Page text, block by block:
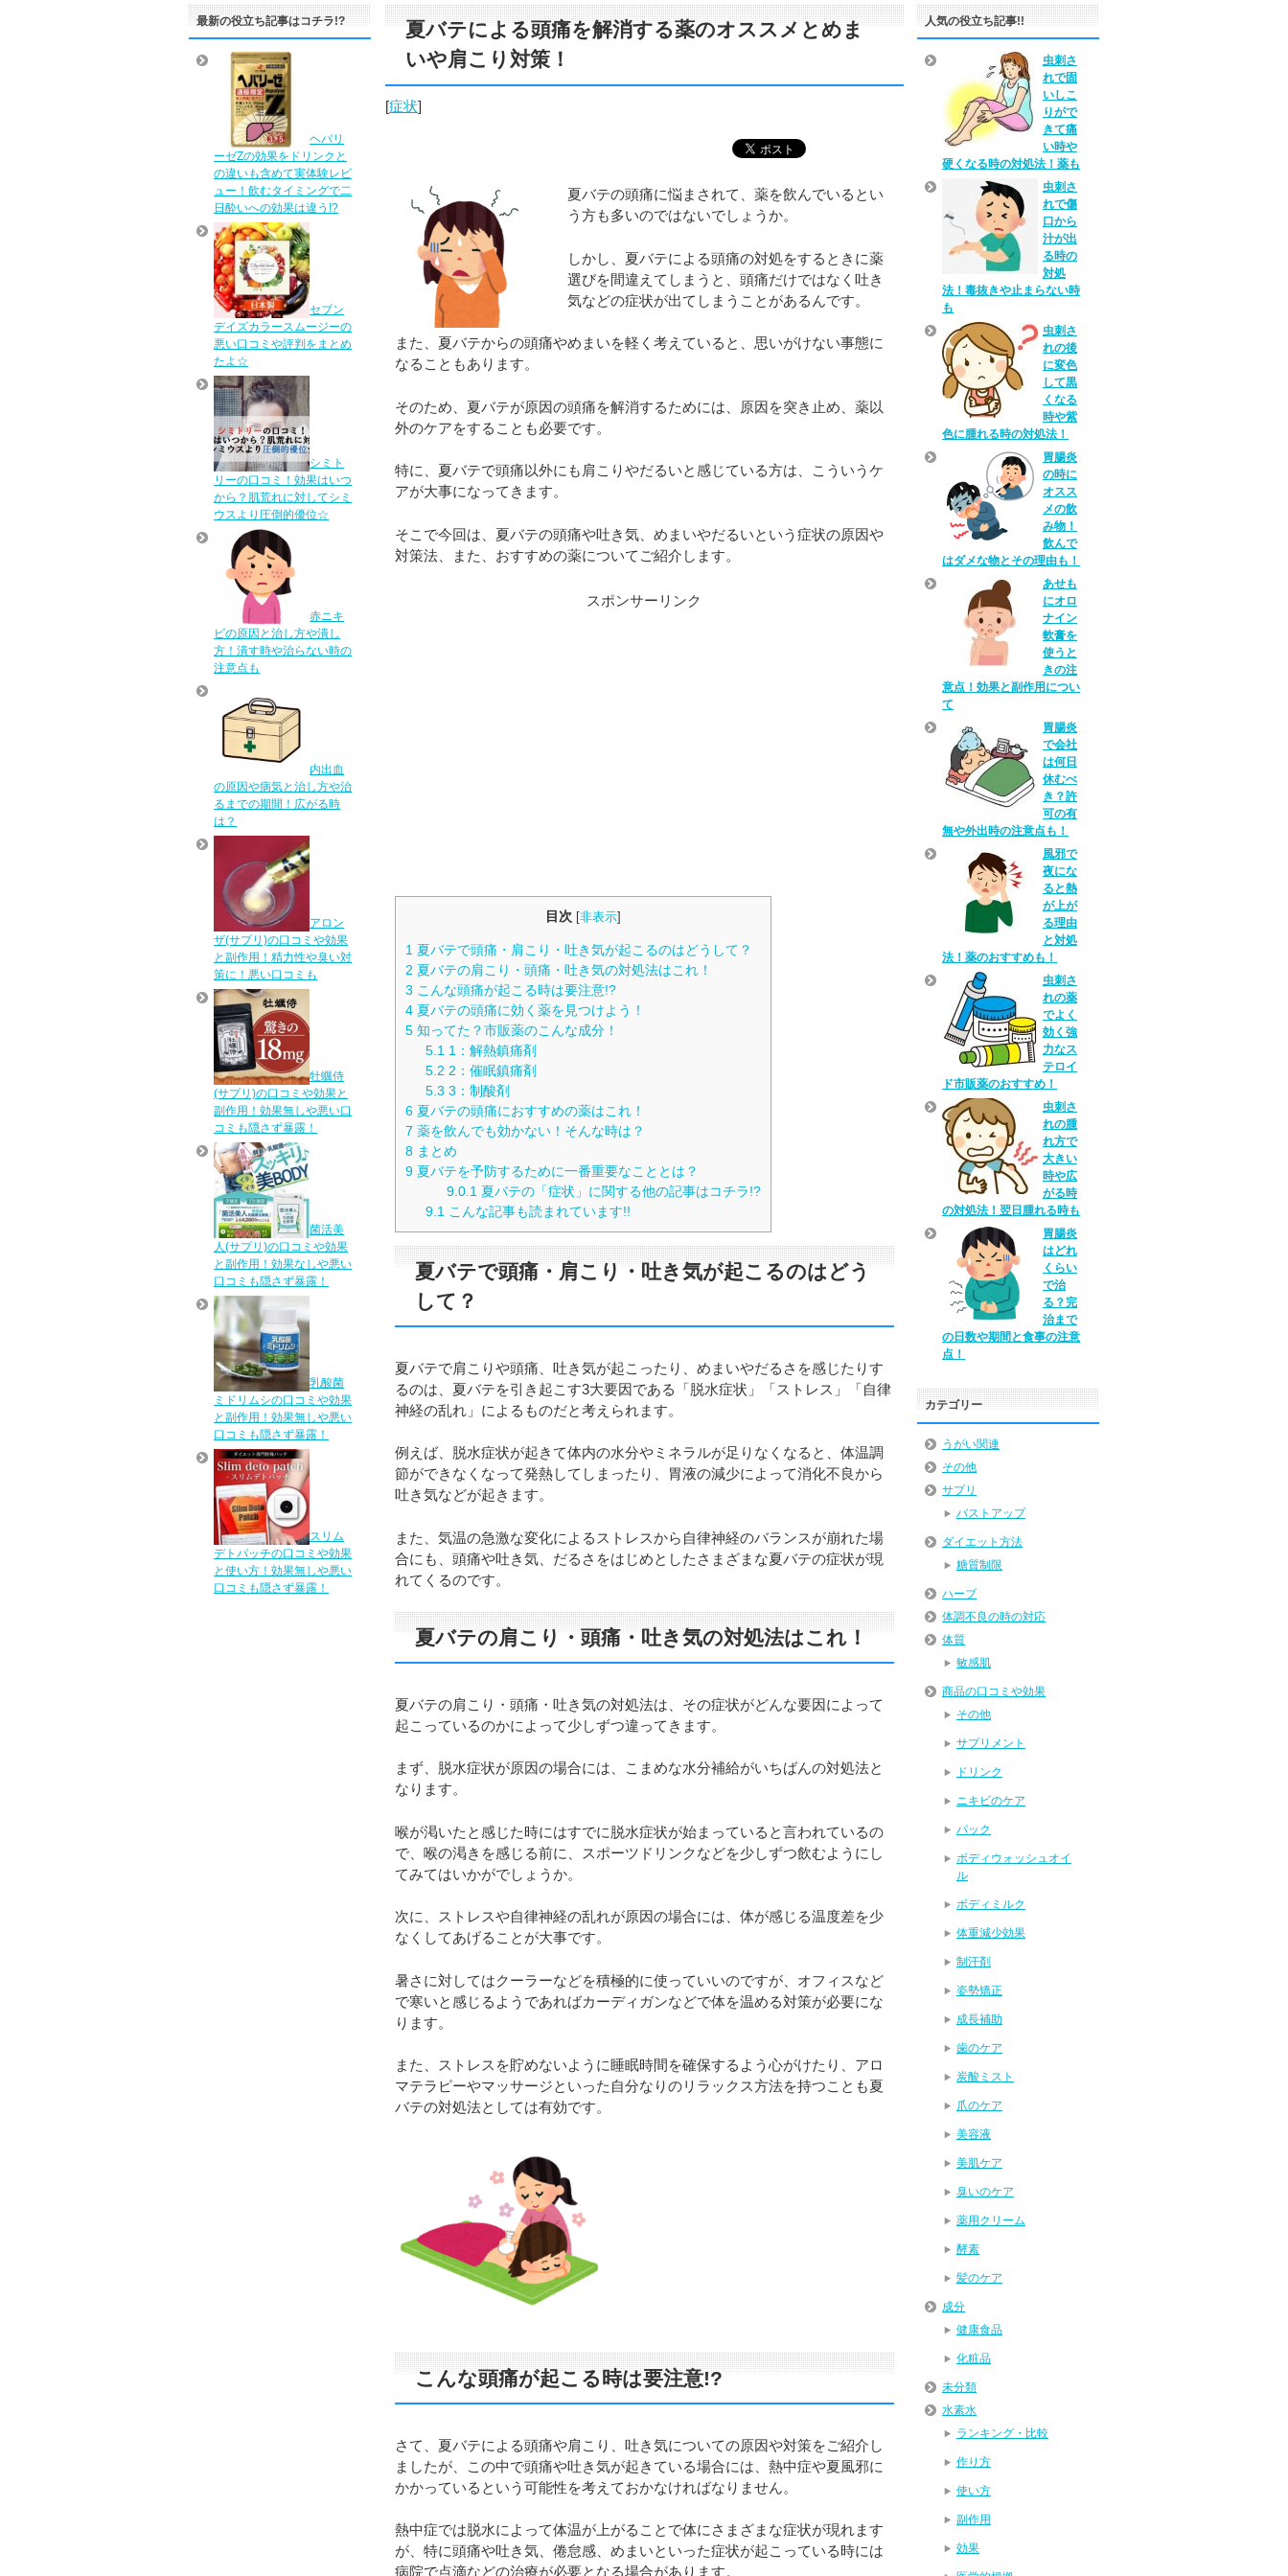
夏バテによる頭痛を解消する薬のオススメとめま
いや肩こり対策！
[症状]
夏バテの頭痛に悩まされて、薬を飲んでいるとい
う方も多いのではないでしょうか。
しかし、夏バテによる頭痛の対処をするときに薬
選びを間違えてしまうと、頭痛だけではなく吐き
気などの症状が出てしまうことがあるんです。
また、夏バテからの頭痛やめまいを軽く考えていると、思いがけない事態に
なることもあります。
そのため、夏バテが原因の頭痛を解消するためには、原因を突き止め、薬以
外のケアをすることも必要です。
特に、夏バテで頭痛以外にも肩こりやだるいと感じている方は、こういうケ
アが大事になってきます。
そこで今回は、夏バテの頭痛や吐き気、めまいやだるいという症状の原因や
対策法、また、おすすめの薬についてご紹介します。
スポンサーリンク
目次 [非表示]
1 夏バテで頭痛・肩こり・吐き気が起こるのはどうして？
2 夏バテの肩こり・頭痛・吐き気の対処法はこれ！
3 こんな頭痛が起こる時は要注意!?
4 夏バテの頭痛に効く薬を見つけよう！
5 知ってた？市販薬のこんな成分！
5.1 1：解熱鎮痛剤
5.2 2：催眠鎮痛剤
5.3 3：制酸剤
6 夏バテの頭痛におすすめの薬はこれ！
7 薬を飲んでも効かない！そんな時は？
8 まとめ
9 夏バテを予防するために一番重要なこととは？
9.0.1夏バテの「症状」に関する他の記事はコチラ!?
9.1 こんな記事も読まれています!!
夏バテで頭痛・肩こり・吐き気が起こるのはどう
して？
夏バテで肩こりや頭痛、吐き気が起こったり、めまいやだるさを感じたりす
るのは、夏バテを引き起こす3大要因である「脱水症状」「ストレス」「自律
神経の乱れ」によるものだと考えられます。
例えば、脱水症状が起きて体内の水分やミネラルが足りなくなると、体温調
節ができなくなって発熱してしまったり、胃液の減少によって消化不良から
吐き気などが起きます。
また、気温の急激な変化によるストレスから自律神経のバランスが崩れた場
合にも、頭痛や吐き気、だるさをはじめとしたさまざまな夏バテの症状が現
れてくるのです。
夏バテの肩こり・頭痛・吐き気の対処法はこれ！
夏バテの肩こり・頭痛・吐き気の対処法は、その症状がどんな要因によって
起こっているのかによって少しずつ違ってきます。
まず、脱水症状が原因の場合には、こまめな水分補給がいちばんの対処法と
なります。
喉が渇いたと感じた時にはすでに脱水症状が始まっていると言われているの
で、喉の渇きを感じる前に、スポーツドリンクなどを少しずつ飲むようにし
てみてはいかがでしょうか。
次に、ストレスや自律神経の乱れが原因の場合には、体が感じる温度差を少
なくしてあげることが大事です。
暑さに対してはクーラーなどを積極的に使っていいのですが、オフィスなど
で寒いと感じるようであればカーディガンなどで体を温める対策が必要にな
ります。
また、ストレスを貯めないように睡眠時間を確保するよう心がけたり、アロ
マテラピーやマッサージといった自分なりのリラックス方法を持つことも夏
バテの対処法としては有効です。
こんな頭痛が起こる時は要注意!?
さて、夏バテによる頭痛や肩こり、吐き気についての原因や対策をご紹介し
ましたが、この中で頭痛や吐き気が起きている場合には、熱中症や夏風邪に
かかっているという可能性を考えておかなければなりません。
熱中症では脱水によって体温が上がることで体にさまざまな症状が現れます
が、特に頭痛や吐き気、倦怠感、めまいといった症状が起こっている時には
病院で点滴などの治療が必要となる場合があります。
最新の役立ち記事はコチラ!?
ヘパリ
ーゼZの効果をドリンクと
の違いも含めて実体験レビ
ュー！飲むタイミングで二
日酔いへの効果は違う!?
セブン
デイズカラースムージーの
悪い口コミや評判をまとめ
たよ☆
シミト
リーの口コミ！効果はいつ
から？肌荒れに対してシミ
ウスより圧倒的優位☆
赤ニキ
ビの原因と治し方や潰し
方！潰す時や治らない時の
注意点も
内出血
の原因や病気と治し方や治
るまでの期間！広がる時
は？
アロン
ザ(サプリ)の口コミや効果
と副作用！精力性や臭い対
策に！悪い口コミも
牡蠣侍
(サプリ)の口コミや効果と
副作用！効果無しや悪い口
コミも隠さず暴露！
菌活美
人(サプリ)の口コミや効果
と副作用！効果なしや悪い
口コミも隠さず暴露！
乳酸菌
ミドリムシの口コミや効果
と副作用！効果無しや悪い
口コミも隠さず暴露！
スリム
デトパッチの口コミや効果
と使い方！効果無しや悪い
口コミも隠さず暴露！
人気の役立ち記事!!
虫刺さ
れで固
いしこ
りがで
きて痛
い時や
硬くなる時の対処法！薬も
虫刺さ
れで傷
口から
汁が出
る時の
対処
法！毒抜きや止まらない時
も
虫刺さ
れの後
に変色
して黒
くなる
時や紫
色に腫れる時の対処法！
胃腸炎
の時に
オスス
メの飲
み物！
飲んで
はダメな物とその理由も！
あせも
にオロ
ナイン
軟膏を
使うと
きの注
意点！効果と副作用につい
て
胃腸炎
で会社
は何日
休むべ
き？許
可の有
無や外出時の注意点も！
風邪で
夜にな
ると熱
が上が
る理由
と対処
法！薬のおすすめも！
虫刺さ
れの薬
でよく
効く強
力なス
テロイ
ド市販薬のおすすめ！
虫刺さ
れの腫
れ方で
大きい
時や広
がる時
の対処法！翌日腫れる時も
胃腸炎
はどれ
くらい
で治
る？完
治まで
の日数や期間と食事の注意
点！
カテゴリー
うがい関連
その他
サプリ
バストアップ
ダイエット方法
糖質制限
ハーブ
体調不良の時の対応
体質
敏感肌
商品の口コミや効果
その他
サプリメント
ドリンク
ニキビのケア
パック
ボディウォッシュオイ
ル
ボディミルク
体重減少効果
制汗剤
姿勢矯正
成長補助
歯のケア
炭酸ミスト
爪のケア
美容液
美肌ケア
臭いのケア
薬用クリーム
酵素
髪のケア
成分
健康食品
化粧品
未分類
水素水
ランキング・比較
作り方
使い方
副作用
効果